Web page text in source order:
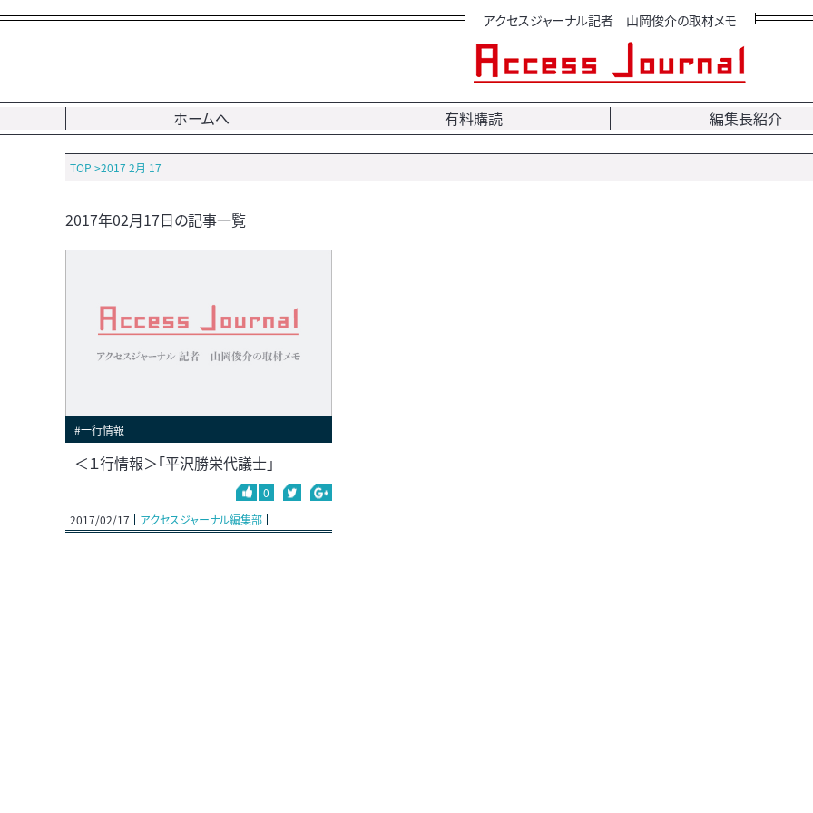
アクセスジャーナル記者 山岡俊介の取材メモ
ホームへ 有料購読 編集長紹介
TOP >2017 2月 17
2017年02月17日の記事一覧
#一行情報
＜１行情報＞「平沢勝栄代議士」
0
2017/02/17
アクセスジャーナル編集部